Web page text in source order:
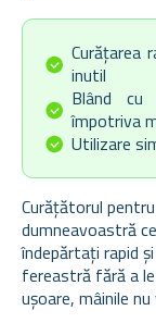
Curățarea
inutil
Blând
împotriva
Utilizare
Curățătorul
dumneavoastră
îndepărtați rapid
fereastră fără a
ușoare, mâinile